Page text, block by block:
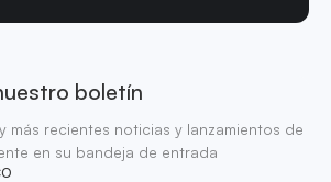
boletín
más recientes noticias y lanzamientos de
en su bandeja de entrada